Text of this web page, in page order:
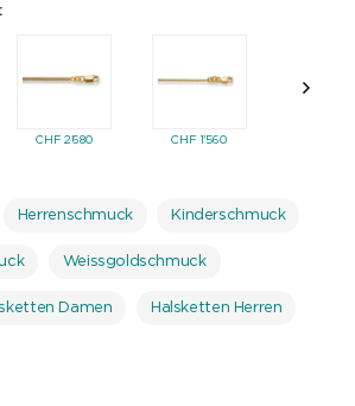
CHF2'680 CHF1'560
Herrenschmuck Kinderschmuck
Weissgoldschmuck
Damen Halsketten Herren